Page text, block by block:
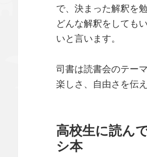
で、決まった解釈を
どんな解釈をしても
いと言います。
司書は読書会のテー
楽しさ、自由さを伝
高校生に読ん
シ本